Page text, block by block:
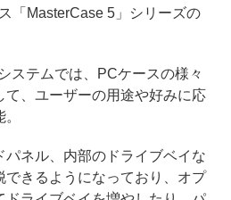
「MasterCase 5」シリーズの
ステムでは、PCケースの様々
て、ユーザーの用途や好みに応
ネル、内部のドライブベイな
できるようになっており、オプ